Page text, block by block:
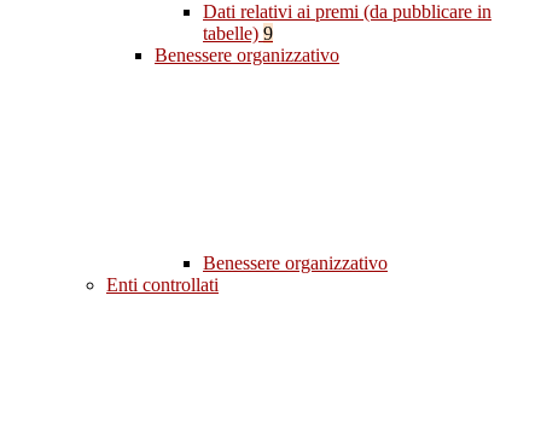
Dati relativi ai premi (da pubblicare in
tabelle) 9
Benessere organizzativo
Benessere organizzativo
Enti controllati